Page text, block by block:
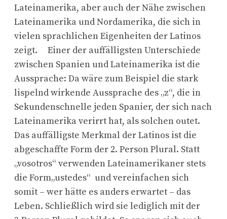
Lateinamerika, aber auch der Nähe zwischen
Lateinamerika und Nordamerika, die sich in
vielen sprachlichen Eigenheiten der Latinos
zeigt. Einer der auffälligsten Unterschiede
zwischen Spanien und Lateinamerika ist die
Aussprache: Da wäre zum Beispiel die stark
lispelnd wirkende Aussprache des „z“, die in
Sekundenschnelle jeden Spanier, der sich nach
Lateinamerika verirrt hat, als solchen outet.
Das auffälligste Merkmal der Latinos ist die
abgeschaffte Form der 2. Person Plural. Statt
„vosotros“ verwenden Lateinamerikaner stets
die Form„ustedes“ und vereinfachen sich
somit – wer hätte es anders erwartet – das
Leben. Schließlich wird sie lediglich mit der